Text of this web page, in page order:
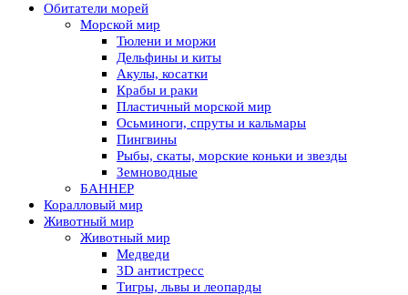
Обитатели морей
Морской мир
Тюлени и моржи
Дельфины и киты
Акулы, косатки
Крабы и раки
Пластичный морской мир
Осьминоги, спруты и кальмары
Пингвины
Рыбы, скаты, морские коньки и звезды
Земноводные
БАННЕР
Коралловый мир
Животный мир
Животный мир
Медведи
3D антистресс
Тигры, львы и леопарды